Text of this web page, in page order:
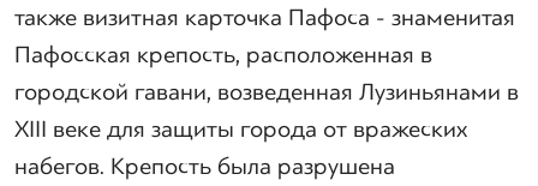
также визитная карточка Пафоса - знаменитая
Пафосская крепость, расположенная в
городской гавани, возведенная Лузиньянами в
XIII веке для защиты города от вражеских
набегов. Крепость была разрушена